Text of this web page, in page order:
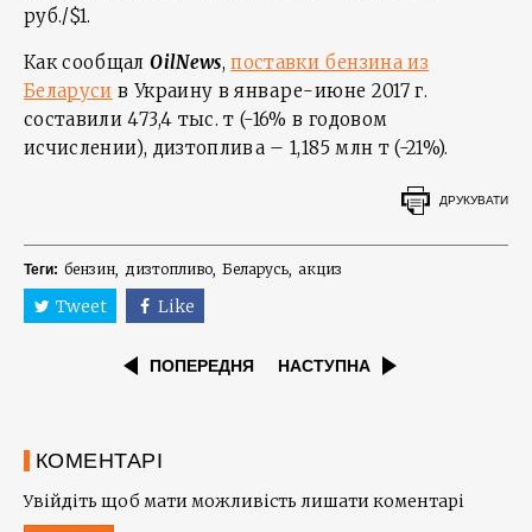
руб./$1.
Как сообщалOilNews,поставки бензина из
Беларуси в Украину в январе-июне 2017 г.
составили 473,4 тыс. т (-16% в годовом
исчислении), дизтоплива – 1,185 млн т (-21%).
ДРУКУВАТИ
Теги: бензин дизтопливо Беларусь акциз
Tweet Like
ПОПЕРЕДНЯ НАСТУПНА
КОМЕНТАРІ
Увійдіть щоб мати можливість лишати коментарі